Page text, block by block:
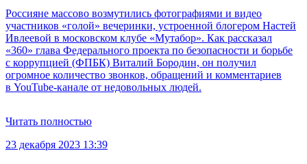
Россияне массово возмутились фотографиями и видео
участников «голой» вечеринки, устроенной блогером Настей
Ивлеевой в московском клубе «Мутабор». Как рассказал
«360» глава Федерального проекта по безопасности и борьбе
с коррупцией (ФПБК) Виталий Бородин, он получил
огромное количество звонков, обращений и комментариев
в YouTube-канале от недовольных людей.
Читать полностью
23 декабря 2023 13:39